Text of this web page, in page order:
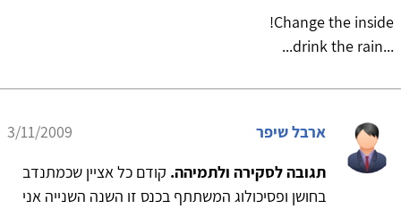
Change the inside!
...drink the rain...
ארבל שיפר
3/11/2009
תגובה לסקירה ולתמיהה. קודם כל אציין שכמתנדב
בחושן ופסיכולוג המשתתף בכנס זו השנה השנייה אני